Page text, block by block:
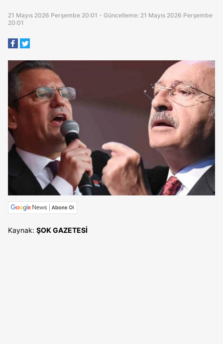
21 Mayıs 2026 Perşembe 20:01 - Güncelleme: 21 Mayıs 2026 Perşembe
20:01
Kaynak: ŞOK GAZETESİ